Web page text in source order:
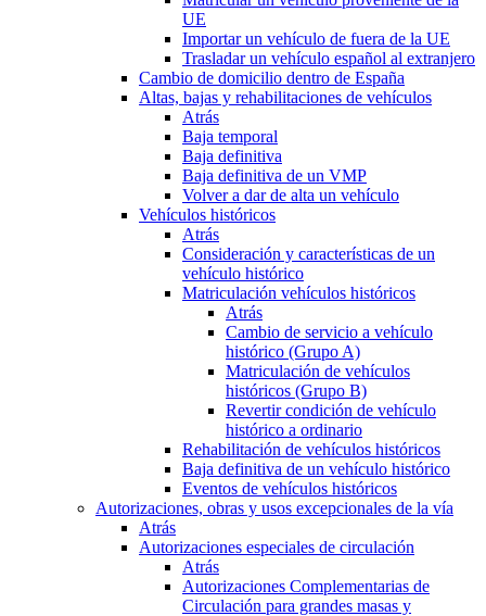
UE
Importar un vehículo de fuera de la UE
Trasladar un vehículo español al extranjero
Cambio de domicilio dentro de España
Altas, bajas y rehabilitaciones de vehículos
Atrás
Baja temporal
Baja definitiva
Baja definitiva de un VMP
Volver a dar de alta un vehículo
Vehículos históricos
Atrás
Consideración y características de un
vehículo histórico
Matriculación vehículos históricos
Atrás
Cambio de servicio a vehículo
histórico (Grupo A)
Matriculación de vehículos
históricos (Grupo B)
Revertir condición de vehículo
histórico a ordinario
Rehabilitación de vehículos históricos
Baja definitiva de un vehículo histórico
Eventos de vehículos históricos
Autorizaciones, obras y usos excepcionales de la vía
Atrás
Autorizaciones especiales de circulación
Atrás
Autorizaciones Complementarias de
Circulación para grandes masas y